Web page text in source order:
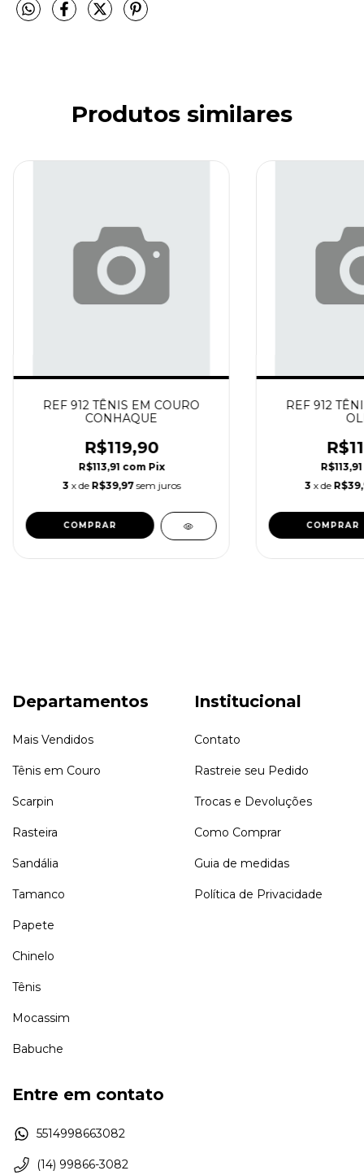
Produtos similares
REF 912 TÊNIS EM COURO
CONHAQUE
R$119,90
R$113,91 com Pix
3 x de R$39,97 sem juros
COMPRAR
REF 912
R$113,91
3 x de
COMPRAR
Departamentos
Mais Vendidos
Tênis em Couro
Scarpin
Rasteira
Sandália
Tamanco
Papete
Chinelo
Tênis
Mocassim
Babuche
Institucional
Contato
Rastreie seu Pedido
Trocas e Devoluções
Como Comprar
Guia de medidas
Política de Privacidade
Entre em contato
5514998663082
(14) 99866-3082